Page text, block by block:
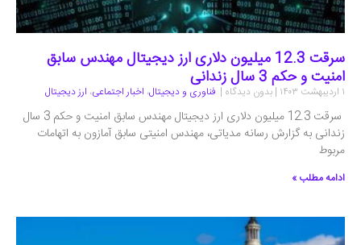
سرقت 12.3 میلیون دلاری ارز دیجیتال مهندس سابق
امنیت و حکم 3 سال زندانی
۱ اردیبهشت ۱۴۰۳ بدون دیدگاه فناوری و دیجیتال، اخبار اجتماعی، ارز دیجیتال
سرقت 12.3 میلیون دلاری ارز دیجیتال مهندس سابق امنیت و حکم 3 سال
زندانی به گزارش رسانه مدیاتی، مهندس امنیتی سابق آمازون به اتهامات
مربوط
ادامه مطلب »